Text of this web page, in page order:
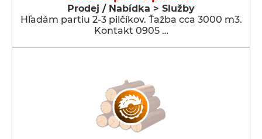
Prodej / Nabídka > Služby
Hľadám partiu 2-3 pilčíkov. Ťažba cca 3000 m3.
Kontakt 0905 …